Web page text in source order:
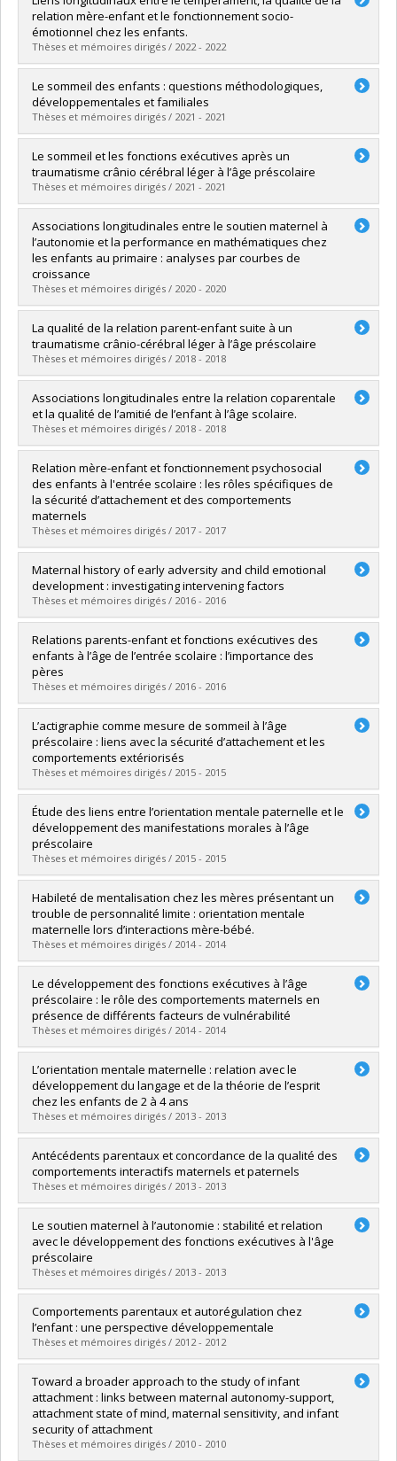
Cycle :Maîtrise
Diplôme obtenu :M. Sc.
Lien vers le document dans Papyrus
relation mère-enfant et le fonctionnement socio-
émotionnel chez les enfants.
Thèses et mémoires dirigés / 2022 - 2022
Diplômé(e) :Sirois, Marie-Soleil
Cycle :Doctorat
Diplôme obtenu :Ph. D.
Lien vers le document dans Papyrus
Le sommeil des enfants : questions méthodologiques,
développementales et familiales
Thèses et mémoires dirigés / 2021 - 2021
Diplômé(e) :Tétreault, Émilie
Cycle :Doctorat
Diplôme obtenu :Ph. D.
Lien vers le document dans Papyrus
Le sommeil et les fonctions exécutives après un
traumatisme crânio cérébral léger à l’âge préscolaire
Thèses et mémoires dirigés / 2021 - 2021
Diplômé(e) : Landry-Roy, Catherine
Cycle :Doctorat
Diplôme obtenu :Ph. D.
Lien vers le document dans Papyrus
Associations longitudinales entre le soutien maternel à
l’autonomie et la performance en mathématiques chez
les enfants au primaire : analyses par courbes de
croissance
Thèses et mémoires dirigés / 2020 - 2020
Diplômé(e) : Cimon-Paquet, Catherine
Cycle :Maîtrise
Diplôme obtenu :M. Sc.
Lien vers le document dans Papyrus
La qualité de la relation parent-enfant suite à un
traumatisme crânio-cérébral léger à l’âge préscolaire
Thèses et mémoires dirigés / 2018 - 2018
Diplômé(e) : Lalonde, Gabrielle
Cycle :Doctorat
Diplôme obtenu :Ph. D.
Lien vers le document dans Papyrus
Associations longitudinales entre la relation coparentale
et la qualité de l’amitié de l’enfant à l’âge scolaire.
Thèses et mémoires dirigés / 2018 - 2018
Diplômé(e) :Perrier, Rachel
Cycle :Maîtrise
Diplôme obtenu :M. Sc.
Lien vers le document dans Papyrus
Relation mère-enfant et fonctionnement psychosocial
des enfants à l'entrée scolaire : les rôles spécifiques de
la sécurité d’attachement et des comportements
maternels
Thèses et mémoires dirigés / 2017 - 2017
Diplômé(e) :Sirois, Marie-Soleil
Cycle :Maîtrise
Diplôme obtenu :M. Sc.
Lien vers le document dans Papyrus
Maternal history of early adversity and child emotional
development : investigating intervening factors
Thèses et mémoires dirigés / 2016 - 2016
Diplômé(e) :Bouvette-Turcot, Andrée-Anne
Cycle :Doctorat
Diplôme obtenu :
Lien vers le document dans Papyrus
Relations parents-enfant et fonctions exécutives des
enfants à l’âge de l’entrée scolaire : l’importance des
pères
Thèses et mémoires dirigés / 2016 - 2016
Diplômé(e) :Hertz, Sarah
Cycle :Maîtrise
Diplôme obtenu :M. Sc.
Lien vers le document dans Papyrus
L’actigraphie comme mesure de sommeil à l’âge
préscolaire : liens avec la sécurité d’attachement et les
comportements extériorisés
Thèses et mémoires dirigés / 2015 - 2015
Diplômé(e) :Bélanger, Marie-Ève
Cycle :Doctorat
Diplôme obtenu :
Lien vers le document dans Papyrus
Étude des liens entre l’orientation mentale paternelle et le
développement des manifestations morales à l’âge
préscolaire
Thèses et mémoires dirigés / 2015 - 2015
Diplômé(e) :Gagné, Christine
Cycle :Doctorat
Diplôme obtenu :D. Psy.
Lien vers le document dans Papyrus
Habileté de mentalisation chez les mères présentant un
trouble de personnalité limite : orientation mentale
maternelle lors d’interactions mère-bébé.
Thèses et mémoires dirigés / 2014 - 2014
Diplômé(e) :Marcoux, Andrée-Anne
Cycle :Maîtrise
Diplôme obtenu :M. Sc.
Lien vers le document dans Papyrus
Le développement des fonctions exécutives à l’âge
préscolaire : le rôle des comportements maternels en
présence de différents facteurs de vulnérabilité
Thèses et mémoires dirigés / 2014 - 2014
Diplômé(e) :Rochette, Émilie
Cycle :Doctorat
Diplôme obtenu :Ph. D.
Lien vers le document dans Papyrus
L’orientation mentale maternelle : relation avec le
développement du langage et de la théorie de l’esprit
chez les enfants de 2 à 4 ans
Thèses et mémoires dirigés / 2013 - 2013
Diplômé(e) : Laranjo, Jessica
Cycle :Doctorat
Diplôme obtenu :Ph. D.
Lien vers le document dans Papyrus
Antécédents parentaux et concordance de la qualité des
comportements interactifs maternels et paternels
Thèses et mémoires dirigés / 2013 - 2013
Diplômé(e) :Deschênes, Marie
Cycle :Maîtrise
Diplôme obtenu :
Lien vers le document dans Papyrus
Le soutien maternel à l’autonomie : stabilité et relation
avec le développement des fonctions exécutives à l'âge
préscolaire
Thèses et mémoires dirigés / 2013 - 2013
Diplômé(e) :Matte-Gagné, Célia
Cycle :Doctorat
Diplôme obtenu :Ph. D.
Lien vers le document dans Papyrus
Comportements parentaux et autorégulation chez
l’enfant : une perspective développementale
Thèses et mémoires dirigés / 2012 - 2012
Diplômé(e) :Bordeleau, Stéphanie
Cycle :Doctorat
Diplôme obtenu :Ph. D.
Lien vers le document dans Papyrus
Toward a broader approach to the study of infant
attachment : links between maternal autonomy-support,
attachment state of mind, maternal sensitivity, and infant
security of attachment
Thèses et mémoires dirigés / 2010 - 2010